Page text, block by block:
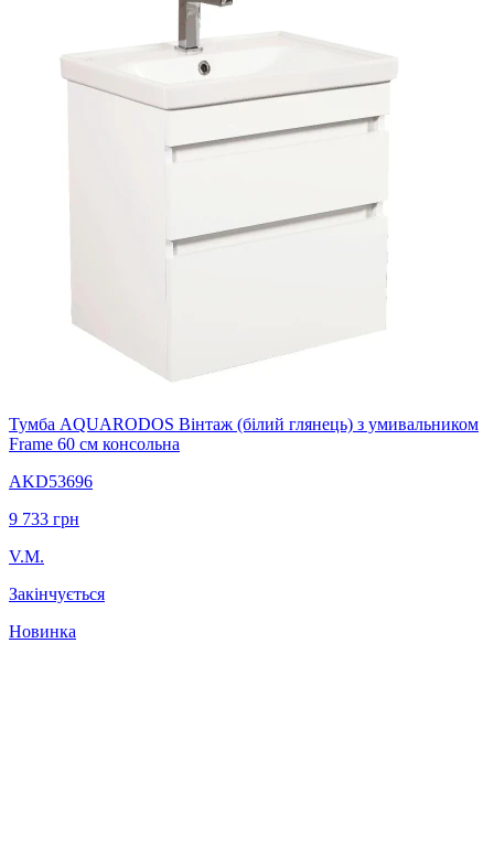
Тумба AQUARODOS Вінтаж (білий глянець) з умивальником
Frame 60 см консольна
AKD53696
9 733 грн
V.M.
Закінчується
Новинка